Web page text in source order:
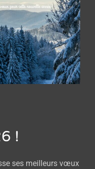
!
ses meilleurs vœux